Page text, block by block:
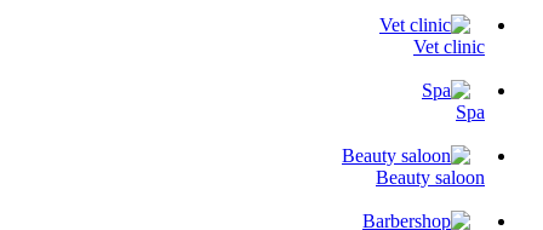
Vet clinic
Spa
Beauty saloon